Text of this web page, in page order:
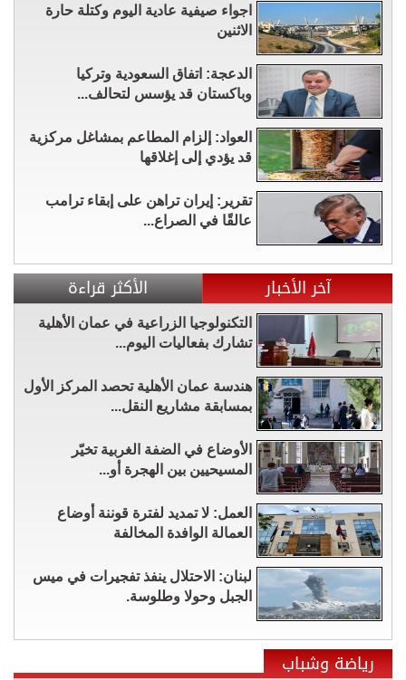
اجواء صيفية عادية اليوم وكتلة حارة
الاثنين
الدعجة: اتفاق السعودية وتركيا
وباكستان قد يؤسس لتحالف...
العواد: إلزام المطاعم بمشاغل مركزية
قد يؤدي إلى إغلاقها
تقرير: إيران تراهن على إبقاء ترامب
عالقًا في الصراع...
آخر الأخبار الأكثر قراءة
التكنولوجيا الزراعية في عمان الأهلية
تشارك بفعاليات اليوم...
هندسة عمان الأهلية تحصد المركز الأول
بمسابقة مشاريع النقل...
الأوضاع في الضفة الغربية تخيّر
المسيحيين بين الهجرة أو...
العمل: لا تمديد لفترة قوننة أوضاع
العمالة الوافدة المخالفة
لبنان: الاحتلال ينفذ تفجيرات في ميس
الجبل وحولا وطلوسة.
رياضة وشباب